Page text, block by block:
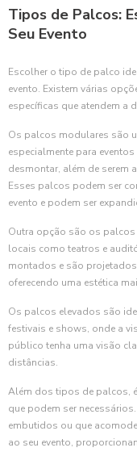
Tipos de Palcos:
Seu Evento
Escolher o tipo de palco
evento. Existem várias
específicas que atendem a
Os palcos modulares são
especialmente para
desmontar, além de serem
Esses palcos podem ser
evento e podem ser
Outra opção são os
locais como teatros e
montados e são
oferecendo uma estética
Os palcos elevados são
festivais e shows, onde a
público tenha uma visão
distâncias.
Além dos tipos de palcos,
que podem ser
embutidos ou que
ao seu evento,